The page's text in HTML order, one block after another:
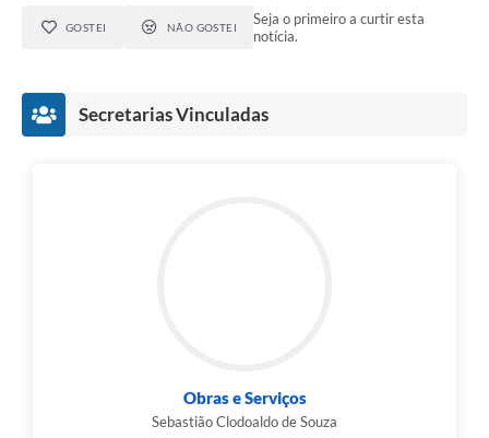
GOSTEI NÃO GOSTEI
Seja o primeiro a curtir esta
notícia.
Secretarias Vinculadas
Obras e Serviços
Sebastião Clodoaldo de Souza